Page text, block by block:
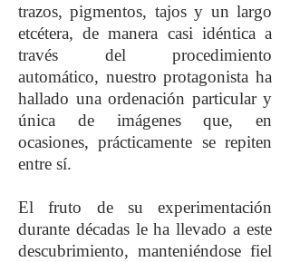
trazos, pigmentos, tajos y un largo
etcétera, de manera casi idéntica a
través del procedimiento
automático, nuestro protagonista ha
hallado una ordenación particular y
única de imágenes que, en
ocasiones, prácticamente se repiten
entre sí.
El fruto de su experimentación
durante décadas le ha llevado a este
descubrimiento, manteniéndose fiel